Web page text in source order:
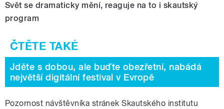
Svět se dramaticky mění, reaguje na to i skautský
program
Jděte s dobou, ale buďte obezřetní, nabádá
největší digitální festival v Evropě
Pozornost návštěvníka stránek Skautského institutu